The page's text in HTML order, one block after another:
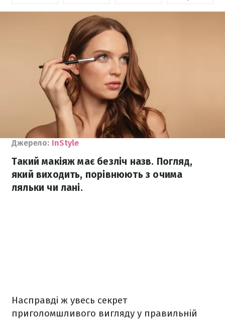
Джерело: InStyle
Такий макіяж має безліч назв. Погляд,
який виходить, порівнюють з очима
ляльки чи лані.
Насправді ж увесь секрет
приголомшливого вигляду у правильній